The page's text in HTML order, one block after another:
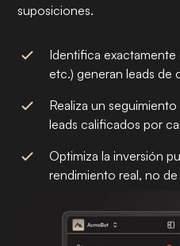
suposiciones.
Identifica
etc.) generan leads de
Realiza un
leads calificados por
Optimiza la inversión
rendimiento real, no